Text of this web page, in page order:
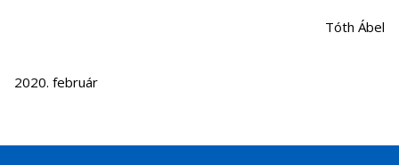
Tóth Ábel
2020. február